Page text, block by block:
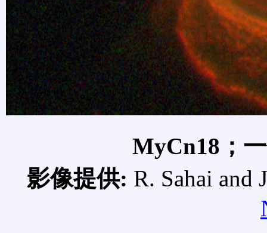
MyCn18；
影像提供: R. Sahai and